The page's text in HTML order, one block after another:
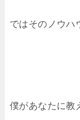
ではそのノウハ
僕があなたに教